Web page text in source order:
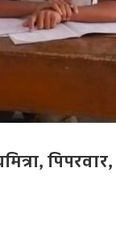
पिपरवार,